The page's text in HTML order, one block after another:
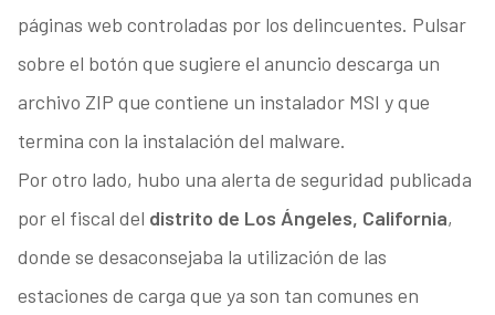
páginas web controladas por los delincuentes. Pulsar
sobre el botón que sugiere el anuncio descarga un
archivo ZIP que contiene un instalador MSI y que
termina con la instalación del malware.
Por otro lado, hubo una alerta de seguridad publicada
por el fiscal del distrito de Los Ángeles, California,
donde se desaconsejaba la utilización de las
estaciones de carga que ya son tan comunes en